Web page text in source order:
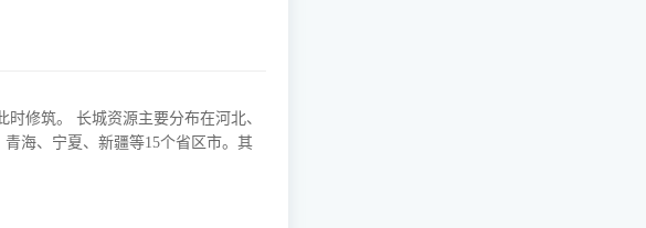
修筑。 长城资源主要分布在河北、
海、宁夏、新疆等15个省区市。其